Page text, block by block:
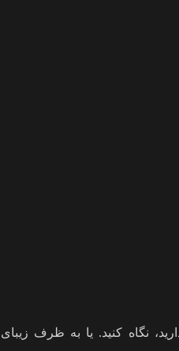
کنید. یا به ظرف زیبای